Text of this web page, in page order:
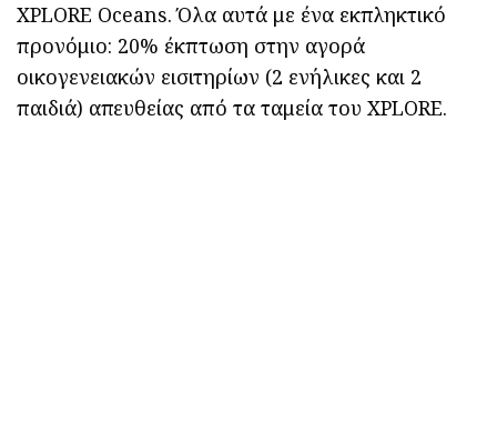
XPLORE Oceans. Όλα αυτά με ένα εκπληκτικό
προνόμιο: 20% έκπτωση στην αγορά
οικογενειακών εισιτηρίων (2 ενήλικες και 2
παιδιά) απευθείας από τα ταμεία του XPLORE.